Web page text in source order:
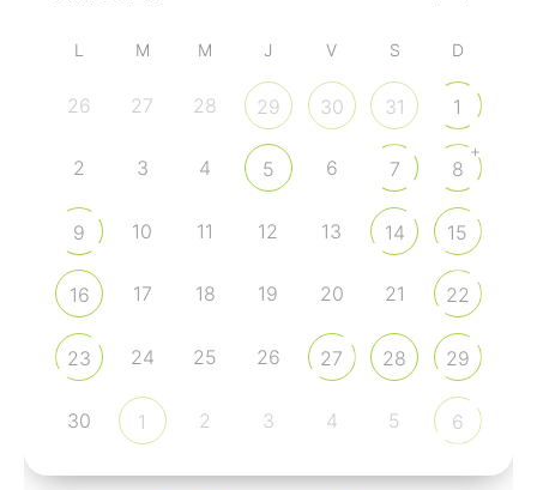
L M M J V S D
26 27 28 29 30 31 1
2 3 4 5 6 7 8
+
9 10 11 12 13 14 15
16 17 18 19 20 21 22
23 24 25 26 27 28 29
30 1 2 3 4 5 6